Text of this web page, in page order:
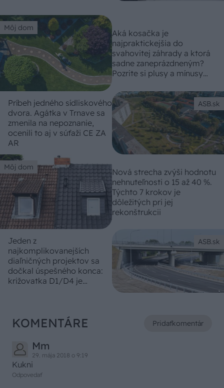
Môj dom
Aká kosačka je
najpraktickejšia do
svahovitej záhrady a ktorá
sadne zaneprázdneným?
Pozrite si plusy a mínusy
ASB.sk
Príbeh jedného sídliskového
dvora. Agátka v Trnave sa
zmenila na nepoznanie,
ocenili to aj v súťaži CE ZA
AR
Môj dom
Nová strecha zvýši hodnotu
nehnuteľnosti o 15 až 40 %.
Týchto 7 krokov je
dôležitých pri jej
rekonštrukcii
ASB.sk
Jeden z
najkomplikovanejších
diaľničných projektov sa
dočkal úspešného konca:
križovatka D1/D4 je
KOMENTÁRE Pridaťkomentár
Mm
29. mája 2018 o 9:19
Kukni
Odpovedať